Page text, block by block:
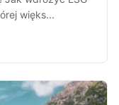
więks...